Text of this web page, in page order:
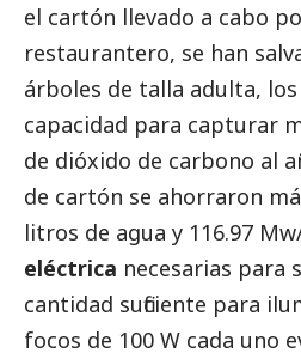
el cartón llevado a cabo
restaurantero, se han
árboles de talla adulta,
capacidad para capturar
de dióxido de carbono al
de cartón se ahorraron
litros de agua y 116.97
eléctrica necesarias para
cantidad suficiente para
focos de 100 W cada uno